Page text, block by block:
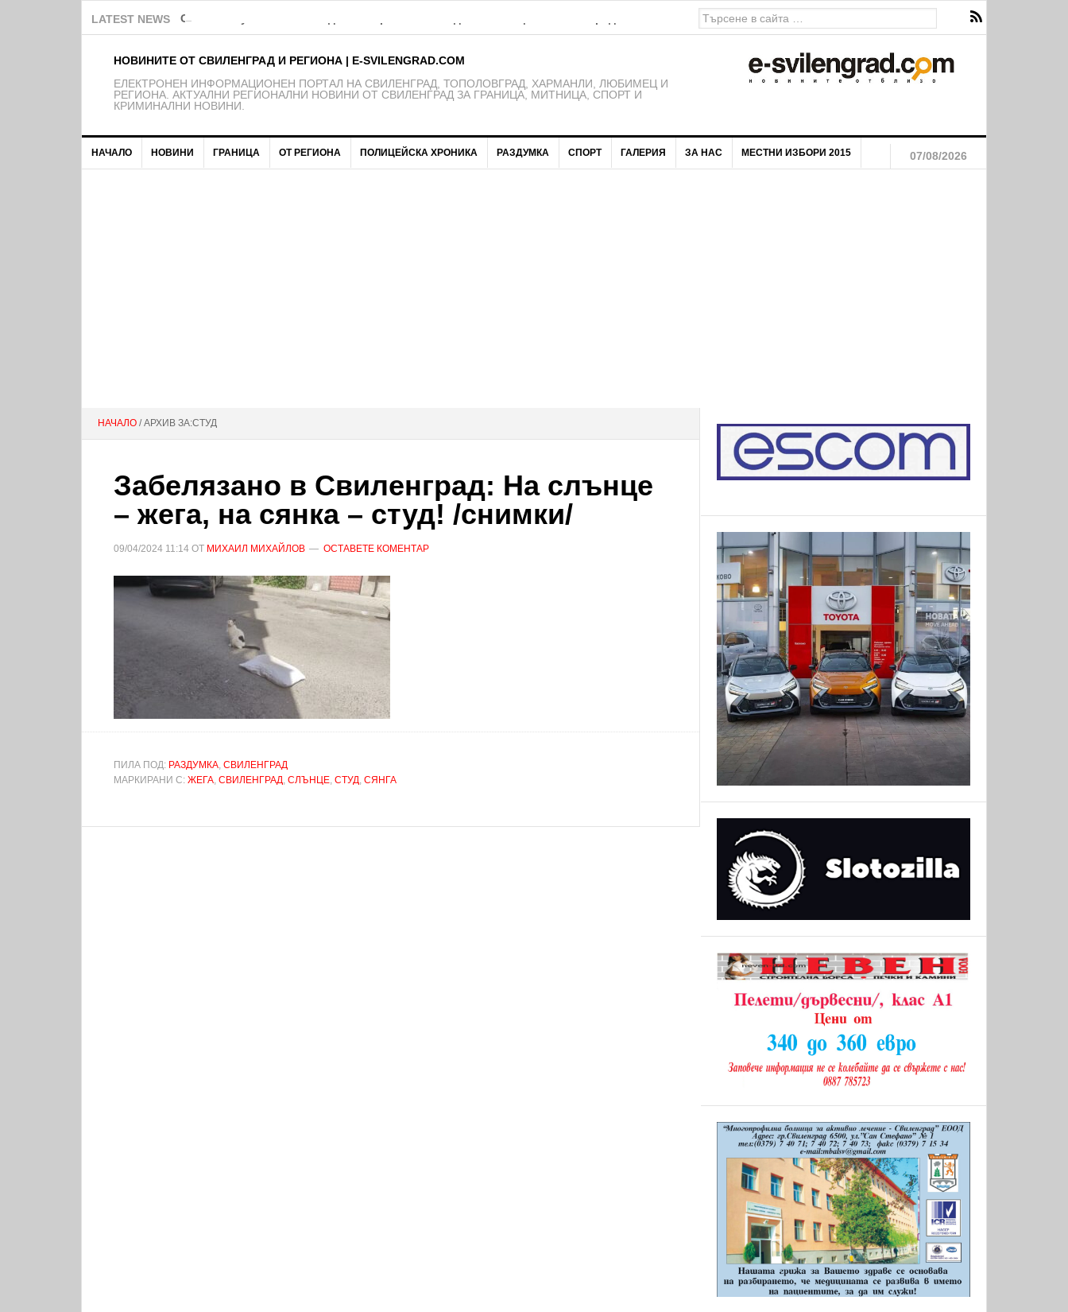
LATEST NEWS Обява за публично обсъждане на проекта на бюджет на Община Свиленград за 2026 година
НОВИНИТЕ ОТ СВИЛЕНГРАД И РЕГИОНА | E-SVILENGRAD.COM
EЛЕКТРОНЕН ИНФОРМАЦИОНЕН ПОРТАЛ НА СВИЛЕНГРАД, ТОПОЛОВГРАД, ХАРМАНЛИ, ЛЮБИМЕЦ И
РЕГИОНА. АКТУАЛНИ РЕГИОНАЛНИ НОВИНИ ОТ СВИЛЕНГРАД ЗА ГРАНИЦА, МИТНИЦА, СПОРТ И
КРИМИНАЛНИ НОВИНИ.
НАЧАЛО НОВИНИ ГРАНИЦА ОТ РЕГИОНА ПОЛИЦЕЙСКА ХРОНИКА РАЗДУМКА СПОРТ ГАЛЕРИЯ ЗА НАС МЕСТНИ ИЗБОРИ 2015 07/08/2026
НАЧАЛО / АРХИВ ЗА:СТУД
Забелязано в Свиленград: На слънце
– жега, на сянка – студ! /снимки/
09/04/2024 11:14 ОТ МИХАИЛ МИХАЙЛОВ ОСТАВЕТЕ КОМЕНТАР
ПИЛА ПОД: РАЗДУМКА, СВИЛЕНГРАД
МАРКИРАНИ С: ЖЕГА, СВИЛЕНГРАД, СЛЪНЦЕ, СТУД, СЯНГА